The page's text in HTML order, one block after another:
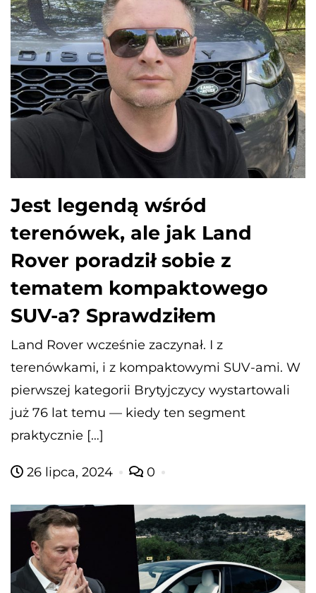
Jest legendą wśród
terenówek, ale jak Land
Rover poradził sobie z
tematem kompaktowego
SUV-a? Sprawdziłem
Land Rover wcześnie zaczynał. I z
terenówkami, i z kompaktowymi SUV-ami. W
pierwszej kategorii Brytyjczycy wystartowali
już 76 lat temu — kiedy ten segment
praktycznie […]
26 lipca, 2024 0